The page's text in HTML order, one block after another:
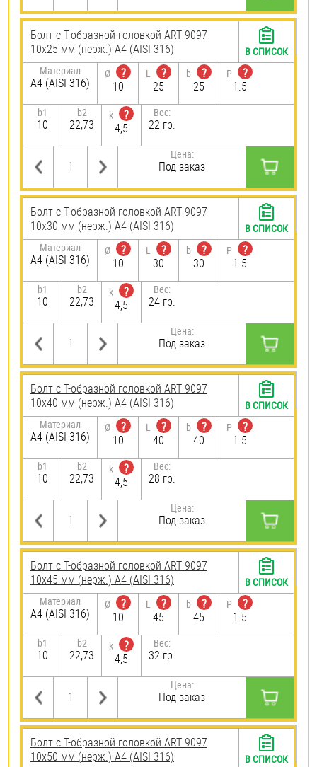
Болт с Т-образной головкой ART 9097
10х25 мм (нерж.) A4 (AISI 316)
Материал
A4 (AISI 316)
Ø
?
10
L
?
25
b
?
25
P
?
1.5
b1
10
b2
22,73
k
?
4,5
Вес:
22 гр.
Цена:
Под заказ
В СПИСОК
Болт с Т-образной головкой ART 9097
10х30 мм (нерж.) A4 (AISI 316)
Материал
A4 (AISI 316)
Ø
?
10
L
?
30
b
?
30
P
?
1.5
b1
10
b2
22,73
k
?
4,5
Вес:
24 гр.
Цена:
Под заказ
В СПИСОК
Болт с Т-образной головкой ART 9097
10х40 мм (нерж.) A4 (AISI 316)
Материал
A4 (AISI 316)
Ø
?
10
L
?
40
b
?
40
P
?
1.5
b1
10
b2
22,73
k
?
4,5
Вес:
28 гр.
Цена:
Под заказ
В СПИСОК
Болт с Т-образной головкой ART 9097
10х45 мм (нерж.) A4 (AISI 316)
Материал
A4 (AISI 316)
Ø
?
10
L
?
45
b
?
45
P
?
1.5
b1
10
b2
22,73
k
?
4,5
Вес:
32 гр.
Цена:
Под заказ
В СПИСОК
Болт с Т-образной головкой ART 9097
10х50 мм (нерж.) A4 (AISI 316)
В СПИСОК